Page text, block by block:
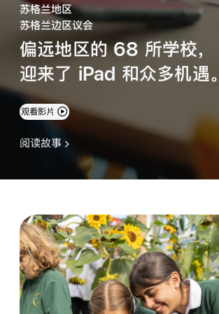
苏格兰地区
苏格兰边区议会
偏远地区的 68 所学校，
迎来了 iPad 和众多机遇。
观看影片
阅读故事